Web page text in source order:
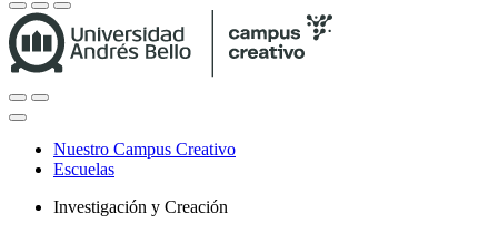
Nuestro Campus Creativo
Escuelas
Investigación y Creación